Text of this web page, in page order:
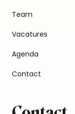
Team
Vacatures
Agenda
Contact